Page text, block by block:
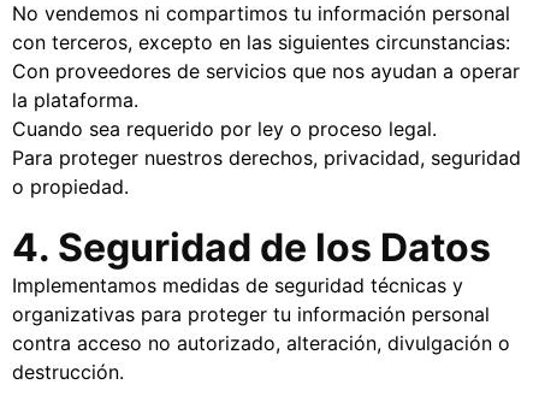
No vendemos ni compartimos tu información personal
con terceros, excepto en las siguientes circunstancias:
Con proveedores de servicios que nos ayudan a operar
la plataforma.
Cuando sea requerido por ley o proceso legal.
Para proteger nuestros derechos, privacidad, seguridad
o propiedad.
4. Seguridad de los Datos
Implementamos medidas de seguridad técnicas y
organizativas para proteger tu información personal
contra acceso no autorizado, alteración, divulgación o
destrucción.